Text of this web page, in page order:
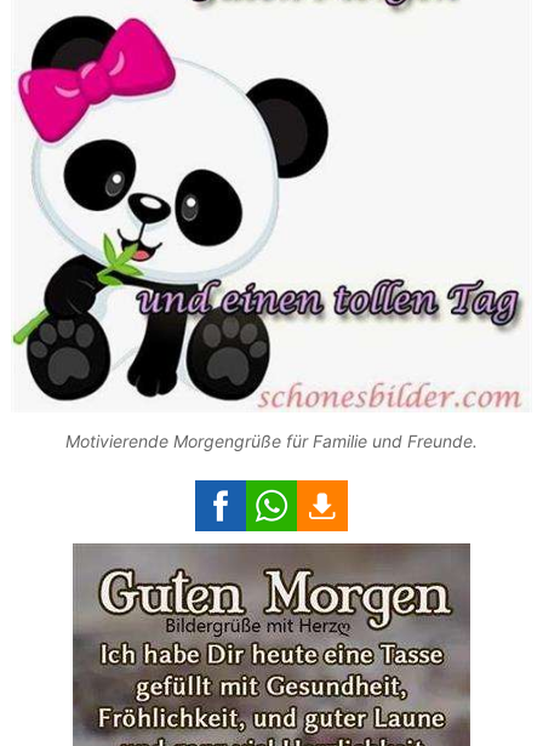
Motivierende Morgengrüße für Familie und Freunde.